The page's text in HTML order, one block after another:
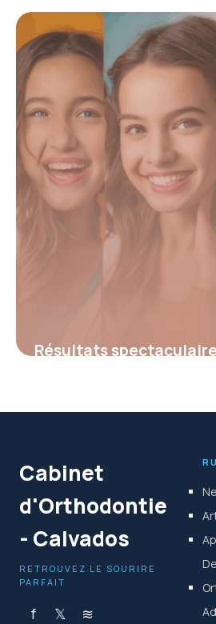
types, pose et soins
25 septembre 2025
Résultats
Cabinet
d'Orthodontie
- Calvados
RETROUVEZ LE SOURIRE
PARFAIT
f 𝕏 ≋